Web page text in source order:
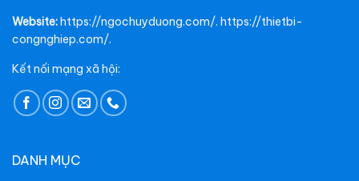
Website:https://ngochuyduong.com/. https://thietbi-
congnghiep.com/.
Kết nối mạng xã hội:
DANH MỤC